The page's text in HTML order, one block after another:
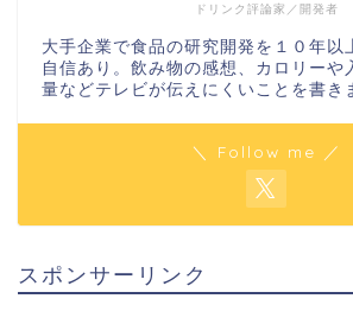
ドリンク評論家／開発者
大手企業で食品の研究開発を１０年以
自信あり。飲み物の感想、カロリーや
量などテレビが伝えにくいことを書き
＼ Follow me ／
スポンサーリンク